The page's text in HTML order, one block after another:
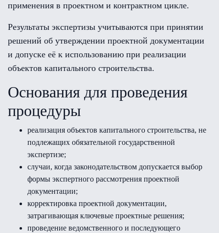
применения в проектном и контрактном цикле.
Результаты экспертизы учитываются при принятии
решений об утверждении проектной документации
и допуске её к использованию при реализации
объектов капитального строительства.
Основания для проведения
процедуры
реализация объектов капитального строительства, не
подлежащих обязательной государственной
экспертизе;
случаи, когда законодательством допускается выбор
формы экспертного рассмотрения проектной
документации;
корректировка проектной документации,
затрагивающая ключевые проектные решения;
проведение ведомственного и последующего